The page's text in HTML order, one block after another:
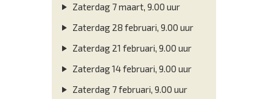
Zaterdag 7 maart, 9.00 uur
Zaterdag 28 februari, 9.00 uur
Zaterdag 21 februari, 9.00 uur
Zaterdag 14 februari, 9.00 uur
Zaterdag 7 februari, 9.00 uur